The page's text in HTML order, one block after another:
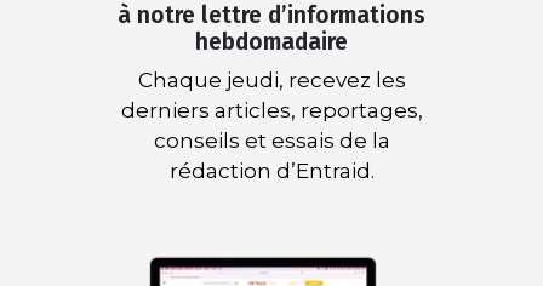
à notre lettre d’informations
hebdomadaire
Chaque jeudi, recevez les
derniers articles, reportages,
conseils et essais de la
rédaction d’Entraid.